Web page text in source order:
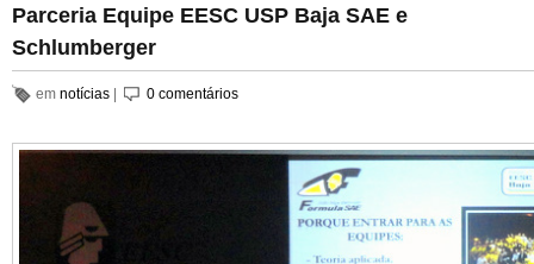
Parceria Equipe EESC USP Baja SAE e
Schlumberger
em notícias 0 comentários